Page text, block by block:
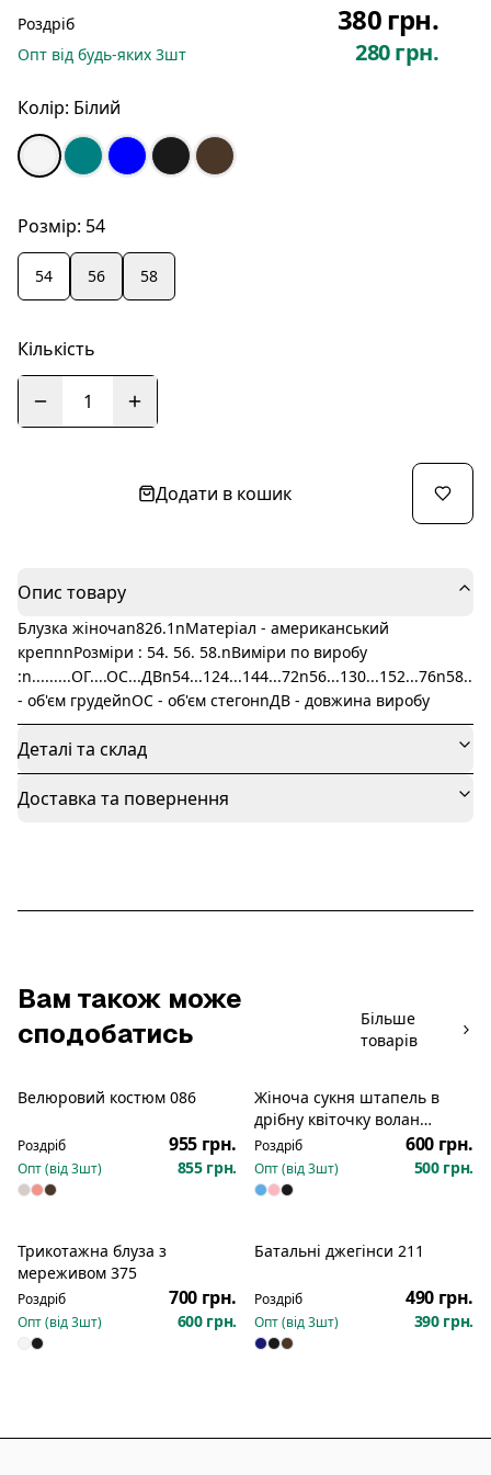
Роздріб 380 грн.
Опт від будь-яких 3шт 280 грн.
Колір: Білий
Розмір: 54
54 56 58
Кількість
1
Додати в кошик
Опис товару
Блузка жіночаn826.1nМатеріал - американський
крепnnРозміри : 54. 56. 58.nВиміри по виробу
- об'єм грудейnОС - об'єм стегонnДВ - довжина виробу
Деталі та склад
Доставка та повернення
Вам також може
сподобатись
Більше
товарів
Велюровий костюм 086
Роздріб 955 грн.
Опт (від3шт) 855 грн.
Жіноча сукня штапель в
дрібну квіточку волан
широкий знизу короткий
рукав 351
Роздріб 600 грн.
Опт (від3шт) 500 грн.
Трикотажна блуза з
мереживом 375
Роздріб 700 грн.
Опт (від3шт) 600 грн.
Батальні джегінси 211
Роздріб 490 грн.
Опт (від3шт) 390 грн.